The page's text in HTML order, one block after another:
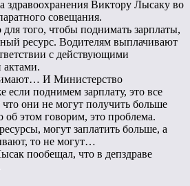
здравоохранения Виктору Лысаку во
совещания.
того, чтобы поднимать зарплаты,
ресурс. Водителям выплачивают
с действующими
И Министерство
поднимем зарплату, это все
они не могут получить больше
этом говорим, это проблема.
могут заплатить больше, а
то не могут…
пообещал, что в депздраве